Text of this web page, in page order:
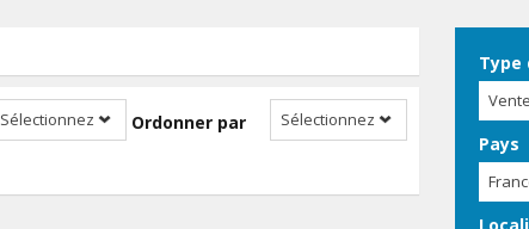
Ordonner par Sélectionnez
Sélectionnez
Type
Vente
Pays